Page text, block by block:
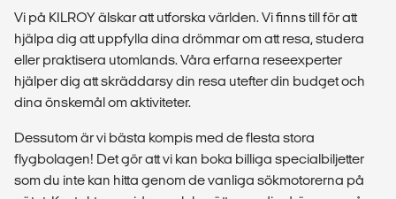
Vi på KILROY älskar att utforska världen. Vi finns till för att
hjälpa dig att uppfylla dina drömmar om att resa, studera
eller praktisera utomlands. Våra erfarna reseexperter
hjälper dig att skräddarsy din resa utefter din budget och
dina önskemål om aktiviteter.
Dessutom är vi bästa kompis med de flesta stora
flygbolagen! Det gör att vi kan boka billiga specialbiljetter
som du inte kan hitta genom de vanliga sökmotorerna på